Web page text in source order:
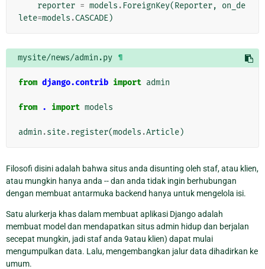
reporter = models . ForeignKey(Reporter,
on_de
lete=models .CASCADE)
mysite/news/admin.py ¶
from django.contrib import admin
from . import models
admin .site.register(models .Article)
Filosofi disini adalah bahwa situs anda disunting oleh staf, atau klien,
atau mungkin hanya anda -- dan anda tidak ingin berhubungan
dengan membuat antarmuka backend hanya untuk mengelola isi.
Satu alurkerja khas dalam membuat aplikasi Django adalah
membuat model dan mendapatkan situs admin hidup dan berjalan
secepat mungkin, jadi staf anda 9atau klien) dapat mulai
mengumpulkan data. Lalu, mengembangkan jalur data dihadirkan ke
umum.